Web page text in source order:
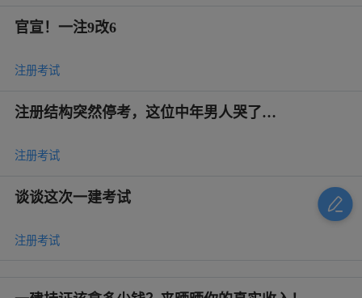
官宣！一注9改6
注册考试
注册结构突然停考，这位中年男人哭了…
注册考试
谈谈这次一建考试
注册考试